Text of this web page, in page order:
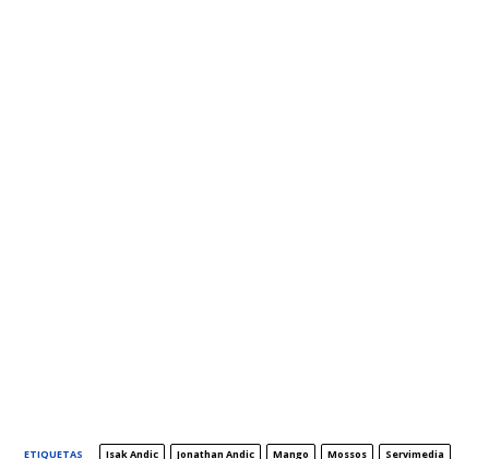
ETIQUETAS Isak Andic Jonathan Andic Mango Mossos Servimedia